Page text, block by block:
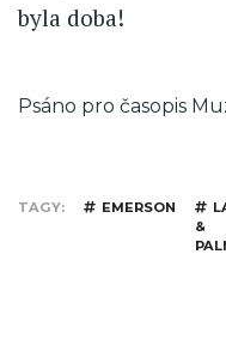
byla doba!
Psáno pro časopis
TAGY EMERSON
&